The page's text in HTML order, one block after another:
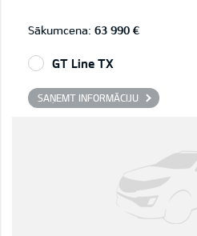
Sākumcena: 63 990 €
GT Line TX
SAŅEMT INFORMĀCIJU